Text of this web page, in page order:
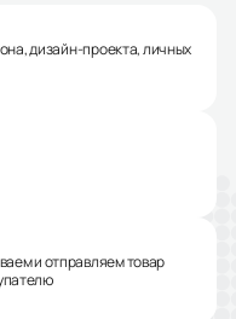
дизайн-проекта, личных
и отправляем товар